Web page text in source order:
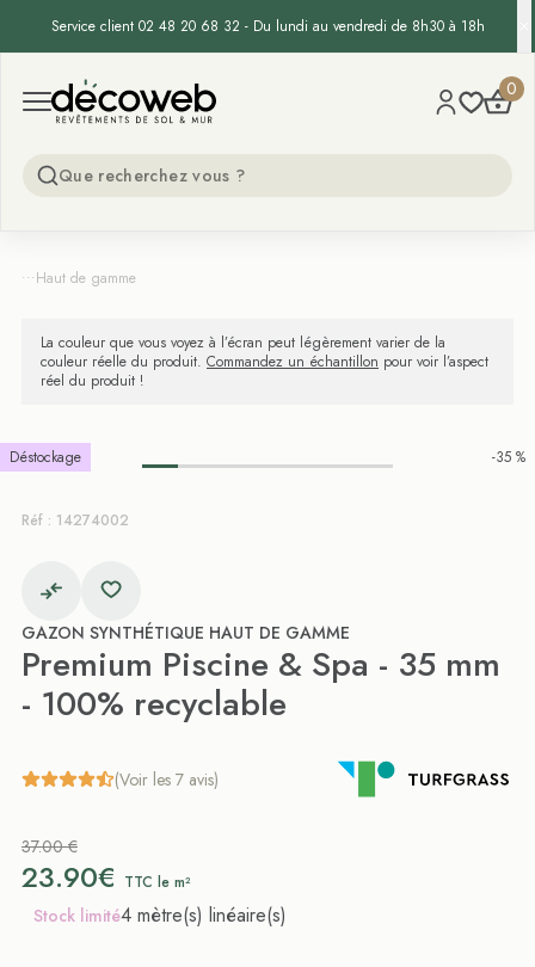
Service client 02 48 20 68 32 - Du lundi au vendredi de 8h30 à 18h
Open menu
Decoweb 0
...Haut de gamme
La couleur que vous voyez à l’écran peut légèrement varier de la
couleur réelle du produit. Commandez un échantillon pour voir l’aspect
réel du produit !
Déstockage -35 %
Réf : 14274002
GAZON SYNTHÉTIQUE HAUT DE GAMME
Premium Piscine & Spa - 35 mm
- 100% recyclable
(Voir les 7 avis)
37.00 €
23.90€ TTC le m²
Stock limité4 mètre(s) linéaire(s)